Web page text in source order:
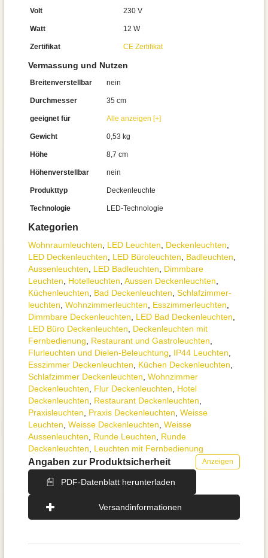
Kategorien
Wohnraum­leuchten LED Leuchten Decken­leuchten
LED Deckenleuchten
LED Büroleuchten Badleuchten
Aussen­leuchten
LED Badleuchten
Dimmbare
Leuchten
Hotelleuchten Aussen Deckenleuchten
Küchenleuchten
Bad Deckenleuchten Schlafzimmer­
leuchten Wohnzimmer­leuchten Esszimmer­­leuchten
Dimmbare Deckenleuchten
LED Bad Deckenleuchten
LED Büro Deckenleuchten
Deckenleuchten mit
Fernbedienung
Restaurant und Gastroleuchten
Flurleuchten und Dielen-Beleuchtung
IP44 Leuchten
Esszimmer Deckenleuchten
Küchen Deckenleuchten
Schlafzimmer Deckenleuchten Wohnzimmer
Deckenleuchten
Flur Deckenleuchten
Hotel
Deckenleuchten
Restaurant Deckenleuchten
Praxisleuchten
Praxis Deckenleuchten Weisse
Leuchten Weisse Deckenleuchten Weisse
Aussenleuchten
Runde Leuchten
Runde
Deckenleuchten
Leuchten mit Fernbedienung
Angaben zur Produktsicherheit Anzeigen
PDF-Datenblatt herunterladen
Versandinformationen
Volt 230 V
Watt 12 W
Zertifikat CE Zertifikat
Vermassung und Nutzen
Breitenverstellbar nein
Durchmesser 35 cm
geeignet für Alle anzeigen [+]
Gewicht 0,53 kg
Höhe 8,7 cm
Höhenverstellbar nein
Produkttyp Deckenleuchte
Technologie LED-Technologie